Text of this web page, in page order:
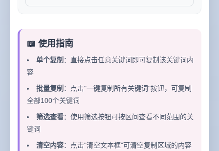
📖 使用指南
单个复制 ：直接点击任意关键词即可复制该关键词内
容
批量复制 ：点击"一键复制所有关键词"按钮，可复制
全部100个关键词
筛选查看：使用筛选按钮可按区间查看不同范围的关
键词
清空内容：点击"清空文本框"可清空复制区域的内容